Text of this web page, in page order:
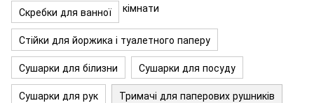
Скребки для ванної
Стійки для йоржика і туалетного паперу
Сушарки для білизни
Сушарки для посуду
Сушарки для рук
Тримачі для паперових рушників